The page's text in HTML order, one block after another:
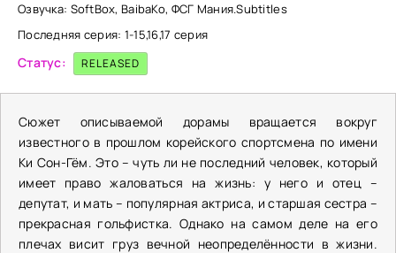
Озвучка: SoftBox, BaibaKo, ФСГ Мания.Subtitles
Последняя серия: 1-15,16,17 серия
Статус: RELEASED
Сюжет описываемой дорамы вращается вокруг
известного в прошлом корейского спортсмена по имени
Ки Сон-Гём. Это – чуть ли не последний человек, который
имеет право жаловаться на жизнь: у него и отец –
депутат, и мать – популярная актриса, и старшая сестра –
прекрасная гольфистка. Однако на самом деле на его
плечах висит груз вечной неопределённости в жизни.